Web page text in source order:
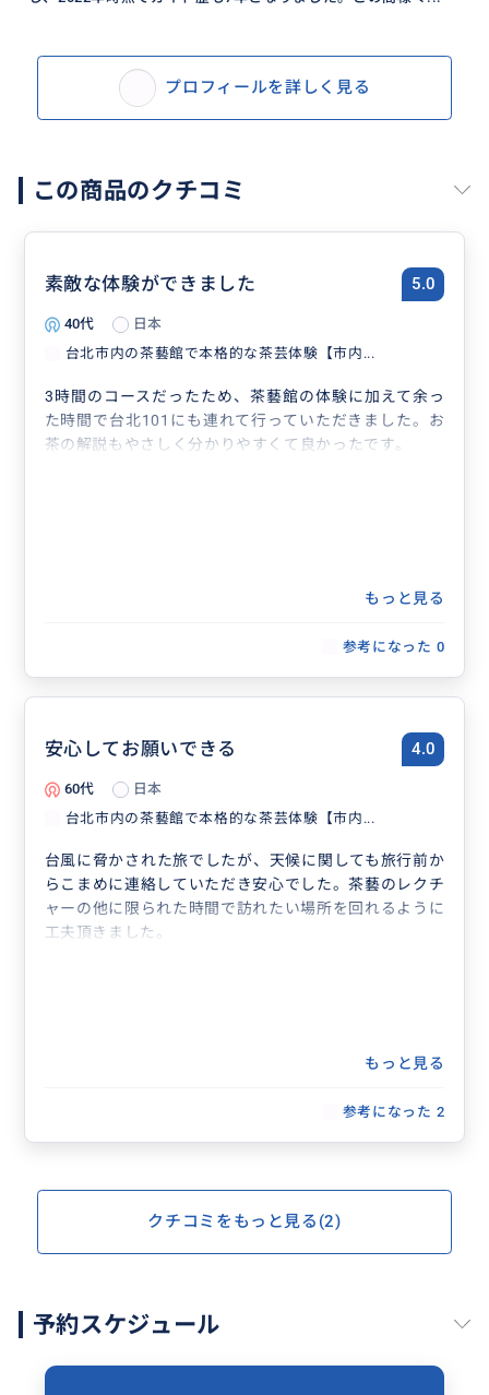
プロフィールを詳しく見る
この商品のクチコミ
素敵な体験ができました 5.0
40代
日本
台北市内の茶藝館で本格的な茶芸体験【市内...
3時間のコースだったため、茶藝館の体験に加えて余っ
た時間で台北101にも連れて行っていただきました。お
茶の解説もやさしく分かりやすくて良かったです。
もっと見る
参考になった 0
安心してお願いできる 4.0
60代
日本
台北市内の茶藝館で本格的な茶芸体験【市内...
台風に脅かされた旅でしたが、天候に関しても旅行前か
らこまめに連絡していただき安心でした。茶藝のレクチ
ャーの他に限られた時間で訪れたい場所を回れるように
工夫頂きました。
もっと見る
参考になった 2
クチコミをもっと見る(2)
予約スケジュール